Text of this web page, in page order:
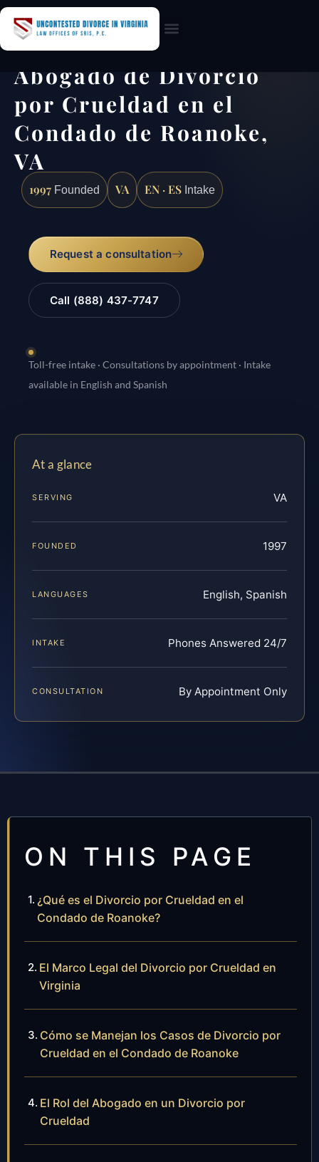
Abogado de Divorcio
por Crueldad en el
Condado de Roanoke,
VA
1997 Founded VA EN · ES Intake
Request a consultation
Call (888) 437-7747
Toll-free intake · Consultations by appointment · Intake
available in English and Spanish
At a glance
SERVING VA
FOUNDED 1997
LANGUAGES English, Spanish
INTAKE Phones Answered 24/7
CONSULTATION By Appointment Only
ON THIS PAGE
¿Qué es el Divorcio por Crueldad en el
Condado de Roanoke?
El Marco Legal del Divorcio por Crueldad en
Virginia
Cómo se Manejan los Casos de Divorcio por
Crueldad en el Condado de Roanoke
El Rol del Abogado en un Divorcio por
Crueldad